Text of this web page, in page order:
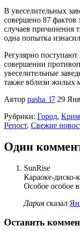
В увеселительных
совершено 87 фактов
случаев причинения
одна попытка
Регулярно
совершении
увеселительные
также вблизи жилых
Автор pasha_l7 29
Рубрики: Город,
Репост, Свежие
Один
SunRise
Караоке-диско-
Особое особое
Дария сказал
Оставить